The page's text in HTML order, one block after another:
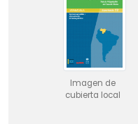
Imagen de
cubierta local